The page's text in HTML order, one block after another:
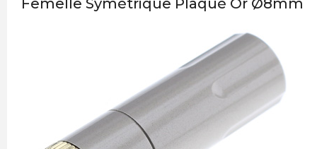
Femelle Symétrique Plaqué Or Ø8mm